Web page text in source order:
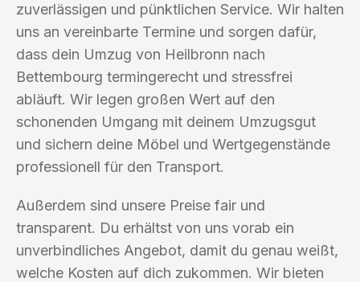
zuverlässigen und pünktlichen Service. Wir halten
uns an vereinbarte Termine und sorgen dafür,
dass dein Umzug von Heilbronn nach
Bettembourg termingerecht und stressfrei
abläuft. Wir legen großen Wert auf den
schonenden Umgang mit deinem Umzugsgut
und sichern deine Möbel und Wertgegenstände
professionell für den Transport.
Außerdem sind unsere Preise fair und
transparent. Du erhältst von uns vorab ein
unverbindliches Angebot, damit du genau weißt,
welche Kosten auf dich zukommen. Wir bieten